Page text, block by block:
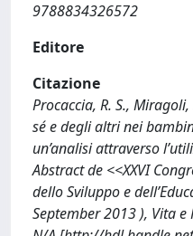
9788834326572
Editore
Citazione
Procaccia, R. S.,
sé e degli altri nei
un’analisi attraverso
Abstract de <<XXVI
dello Sviluppo e
September 2013 ), Vita